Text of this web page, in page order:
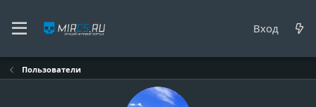
Вход
Пользователи